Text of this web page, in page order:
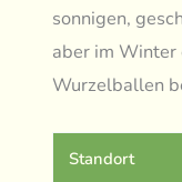
sonnigen,
aber im Winter
Wurzelballen
Standort